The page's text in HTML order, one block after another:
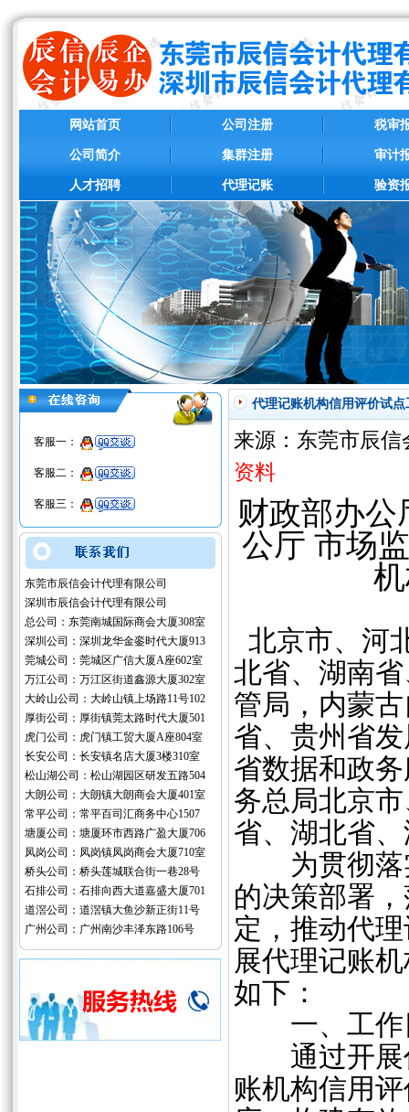
网站首页
公司简介
人才招聘
公司注册
集群注册
代理记账
税审
审计
验资
客服一：
客服二：
客服三：
东莞市辰信会计代理有限公司
深圳市辰信会计代理有限公司
总公司：东莞南城国际商会大厦308室
深圳公司：深圳龙华金銮时代大厦913
莞城公司：莞城区广信大厦A座602室
万江公司：万江区街道鑫源大厦302室
大岭山公司：大岭山镇上场路11号102
厚街公司：厚街镇莞太路时代大厦501
虎门公司：虎门镇工贸大厦A座804室
长安公司：长安镇名店大厦3楼310室
松山湖公司：松山湖园区研发五路504
大朗公司：大朗镇大朗商会大厦401室
常平公司：常平百司汇商务中心1507
塘厦公司：塘厦环市西路广盈大厦706
凤岗公司：凤岗镇凤岗商会大厦710室
桥头公司：桥头莲城联合街一巷28号
石排公司：石排向西大道嘉盛大厦701
道滘公司：道滘镇大鱼沙新正街11号
广州公司：广州南沙丰泽东路106号
代理记账机构信用评价试点
来源：东莞市辰
资料
财政部办
公厅 市场
北京市、河
北省、湖南
管局，内蒙
省、贵州省
省数据和政
务总局北京
省、湖北省
为贯彻落实
的决策部署
定，推动代
展代理记账
如下：
一、工作
通过开展代
账机构信用